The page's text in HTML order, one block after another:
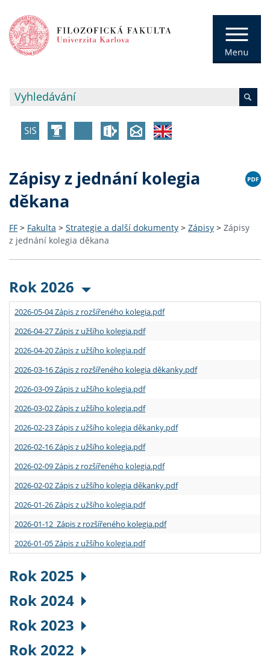
Zápisy z jednání kolegia
děkana
FF > Fakulta > Strategie a další dokumenty > Zápisy > Zápisy
z jednání kolegia děkana
Rok 2026
2026-05-04 Zápis z rozšířeného kolegia.pdf
2026-04-27 Zápis z užšího kolegia.pdf
2026-04-20 Zápis z užšího kolegia.pdf
2026-03-16 Zápis z rozšířeného kolegia děkanky.pdf
2026-03-09 Zápis z užšího kolegia.pdf
2026-03-02 Zápis z užšího kolegia.pdf
2026-02-23 Zápis z užšího kolegia děkanky.pdf
2026-02-16 Zápis z užšího kolegia.pdf
2026-02-09 Zápis z rozšířeného kolegia.pdf
2026-02-02 Zápis z užšího kolegia děkanky.pdf
2026-01-26 Zápis z užšího kolegia.pdf
2026-01-12 Zápis z rozšířeného kolegia.pdf
2026-01-05 Zápis z užšího kolegia.pdf
Rok 2025
Rok 2024
Rok 2023
Rok 2022